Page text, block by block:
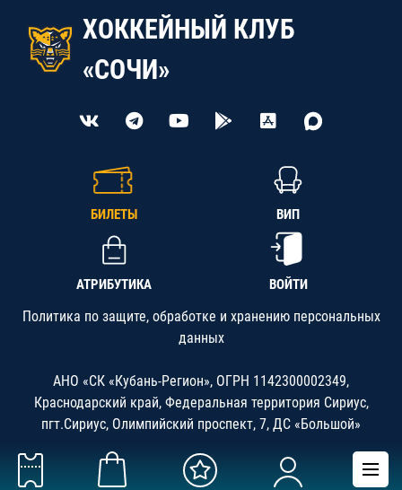
ХОККЕЙНЫЙ КЛУБ
«СОЧИ»
БИЛЕТЫ ВИП
АТРИБУТИКА ВОЙТИ
Политика по защите, обработке и хранению персональных
данных
АНО «СК «Кубань-Регион», ОГРН 1142300002349,
Краснодарский край, Федеральная территория Сириус,
пгт.Сириус, Олимпийский проспект, 7, ДС «Большой»